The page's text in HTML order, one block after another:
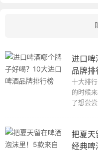
进口啤
品牌排
十大排
的时候
了想尝
把夏天
经典啤